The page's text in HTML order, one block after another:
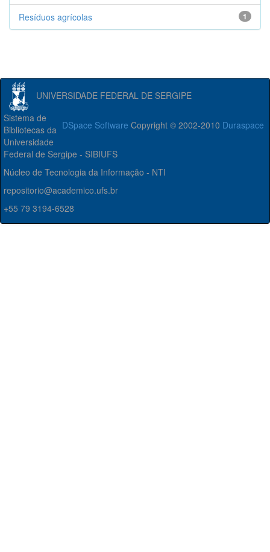
1
Resíduos agrícolas
UNIVERSIDADE FEDERAL DE SERGIPE
DSpace Software Copyright © 2002-2010 Duraspace
Sistema de
Bibliotecas da
Universidade
Federal de Sergipe - SIBIUFS
Núcleo de Tecnologia da Informação - NTI
repositorio@academico.ufs.br
+55 79 3194-6528